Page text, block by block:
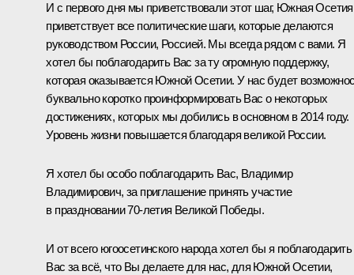
И с первого дня мы приветствовали этот шаг, Южная Осетия
приветствует все политические шаги, которые делаются
руководством России, Россией. Мы всегда рядом с вами. Я
хотел бы поблагодарить Вас за ту огромную поддержку,
которая оказывается Южной Осетии. У нас будет
буквально коротко проинформировать Вас о некоторых
достижениях, которых мы добились в основном в 2014 году.
Уровень жизни повышается благодаря великой России.
Я хотел бы особо поблагодарить Вас, Владимир
Владимирович, за приглашение принять участие
в праздновании 70-летия Великой Победы.
И от всего югоосетинского народа хотел бы я поблагодарить
Вас за всё, что Вы делаете для нас, для Южной Осетии,